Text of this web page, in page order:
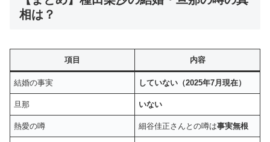
相は？
項目 内容
結婚の事実 していない（2025年7月現在）
旦那 いない
熱愛の噂 細谷佳正さんとの噂は事実無根